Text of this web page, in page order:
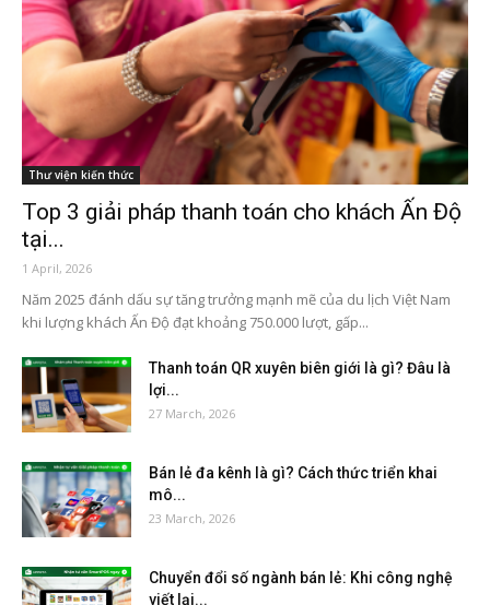
Thư viện kiến thức
Top 3 giải pháp thanh toán cho khách Ấn Độ
tại...
1 April, 2026
Năm 2025 đánh dấu sự tăng trưởng mạnh mẽ của du lịch Việt Nam
khi lượng khách Ấn Độ đạt khoảng 750.000 lượt, gấp...
Thanh toán QR xuyên biên giới là gì? Đâu là
lợi...
27 March, 2026
Bán lẻ đa kênh là gì? Cách thức triển khai
mô...
23 March, 2026
Chuyển đổi số ngành bán lẻ: Khi công nghệ
viết lại...